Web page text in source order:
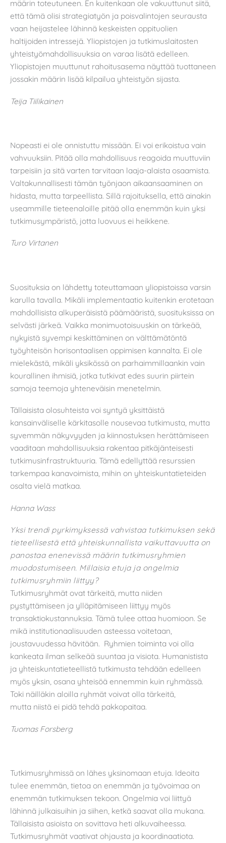
määrin toteutuneen. En kuitenkaan ole vakuuttunut siitä,
että tämä olisi strategiatyön ja poisvalintojen seurausta
vaan heijastelee lähinnä keskeisten oppituolien
haltijoiden intressejä. Yliopistojen ja tutkimuslaitosten
yhteistyömahdollisuuksia on varaa lisätä edelleen.
Yliopistojen muuttunut rahoitusasema näyttää tuottaneen
jossakin määrin lisää kilpailua yhteistyön sijasta.
Teija Tiilikainen
Nopeasti ei ole onnistuttu missään. Ei voi erikoistua vain
vahvuuksiin. Pitää olla mahdollisuus reagoida muuttuviin
tarpeisiin ja sitä varten tarvitaan laaja-alaista osaamista.
Valtakunnallisesti tämän työnjaon aikaansaaminen on
hidasta, mutta tarpeellista. Sillä rajoituksella, että ainakin
useammille tieteenaloille pitää olla enemmän kuin yksi
tutkimusympäristö, jotta luovuus ei heikkene.
Turo Virtanen
Suosituksia on lähdetty toteuttamaan yliopistoissa varsin
karulla tavalla. Mikäli implementaatio kuitenkin erotetaan
mahdollisista alkuperäisistä päämääristä, suosituksissa on
selvästi järkeä. Vaikka monimuotoisuuskin on tärkeää,
nykyistä syvempi keskittäminen on välttämätöntä
työyhteisön horisontaalisen oppimisen kannalta. Ei ole
mielekästä, mikäli yksikössä on parhaimmillaankin vain
kourallinen ihmisiä, jotka tutkivat edes suurin piirtein
samoja teemoja yhteneväisin menetelmin.
Tällaisista olosuhteista voi syntyä yksittäistä
kansainväliselle kärkitasolle nousevaa tutkimusta, mutta
syvemmän näkyvyyden ja kiinnostuksen herättämiseen
vaaditaan mahdollisuuksia rakentaa pitkäjänteisesti
tutkimusinfrastruktuuria. Tämä edellyttää resurssien
tarkempaa kanavoimista, mihin on yhteiskuntatieteiden
osalta vielä matkaa.
Hanna Wass
Yksi trendi pyrkimyksessä vahvistaa tutkimuksen sekä
tieteellisestä että yhteiskunnallista vaikuttavuutta on
panostaa enenevissä määrin tutkimusryhmien
muodostumiseen. Millaisia etuja ja ongelmia
tutkimusryhmiin liittyy?
Tutkimusryhmät ovat tärkeitä, mutta niiden
pystyttämiseen ja ylläpitämiseen liittyy myös
transaktiokustannuksia. Tämä tulee ottaa huomioon. Se
mikä institutionaalisuuden asteessa voitetaan,
joustavuudessa hävitään. Ryhmien toiminta voi olla
kankeata ilman selkeää suuntaa ja visiota. Humanistista
ja yhteiskuntatieteellistä tutkimusta tehdään edelleen
myös yksin, osana yhteisöä ennemmin kuin ryhmässä.
Toki näilläkin aloilla ryhmät voivat olla tärkeitä,
mutta niistä ei pidä tehdä pakkopaitaa.
Tuomas Forsberg
Tutkimusryhmissä on lähes yksinomaan etuja. Ideoita
tulee enemmän, tietoa on enemmän ja työvoimaa on
enemmän tutkimuksen tekoon. Ongelmia voi liittyä
lähinnä julkaisuihin ja siihen, ketkä saavat olla mukana.
Tällaisista asioista on sovittava heti alkuvaiheessa.
Tutkimusryhmät vaativat ohjausta ja koordinaatiota.